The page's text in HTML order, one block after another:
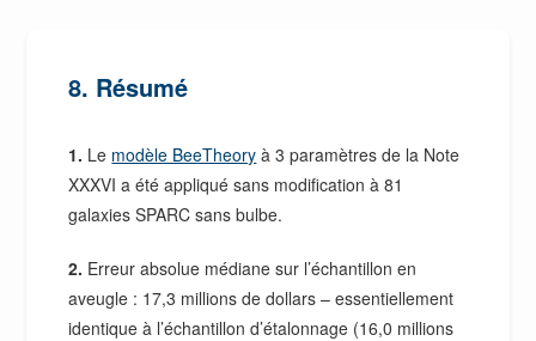
8. Résumé
1. Le modèle BeeTheory à 3 paramètres de la Note
XXXVI a été appliqué sans modification à 81
galaxies SPARC sans bulbe.
2. Erreur absolue médiane sur l’échantillon en
aveugle : 17,3 millions de dollars – essentiellement
identique à l’échantillon d’étalonnage (16,0 millions